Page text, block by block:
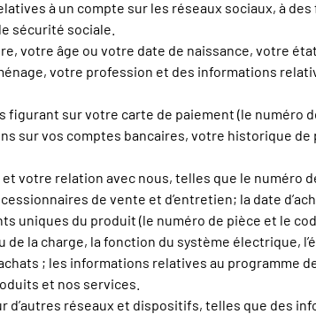
à un compte sur les réseaux sociaux, à
sécurité sociale.
votre âge ou votre date de naissance, votre
votre profession et des informations
sur votre carte de paiement (le numéro
sur vos comptes bancaires, votre historique
votre relation avec nous, telles que le numéro
de vente et d’entretien; la date
du produit (le numéro de pièce et le
de la charge, la fonction du système électrique,
; les informations relatives au
et nos services.
d’autres réseaux et dispositifs, telles que des